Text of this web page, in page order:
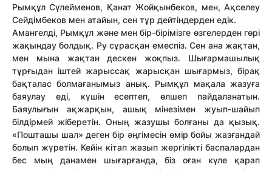
Рымқұл Сүлейменов, Қанат Жойқынбеков, мен, Ақселеу
Сейдімбеков мен атайын, сен тұр дейтіндерден едік.
Амангелді, Рымқұл және мен бір-бірімізге өзгелерден гөрі
жақындау болдық. Ру сұрасқан емеспіз. Сен ана жақтан,
мен мына жақтан дескен жоқпыз. Шығармашылық
тұрғыдан іштей жарыссақ жарысқан шығармыз, бірақ
бақталас болмағанымыз анық. Рымқұл мақала жазуға
баяулау еді, күшін есептеп, өлшеп пайдаланатын.
Баяулығын ақжарқын, ашық мінезімен жуып-шайып
білдірмей жіберетін. Оның жазушы болғаны да қызық.
«Пошташы шал» деген бір әңгімесін өмір бойы жазғандай
болып жүретін. Кейін кітап жазып жергілікті баспалардан
бес мың данамен шығарғанда, біз оған күле қарап